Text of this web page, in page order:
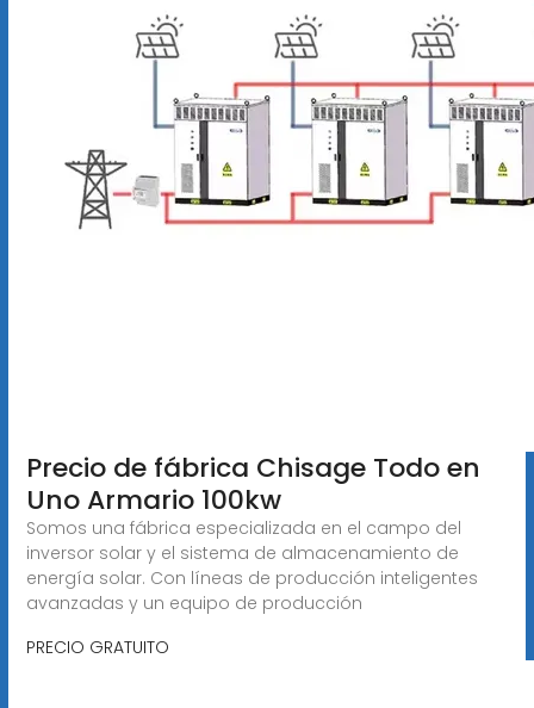
Precio de fábrica Chisage Todo en
Uno Armario 100kw
Somos una fábrica especializada en el campo del
inversor solar y el sistema de almacenamiento de
energía solar. Con líneas de producción inteligentes
avanzadas y un equipo de producción
PRECIO GRATUITO